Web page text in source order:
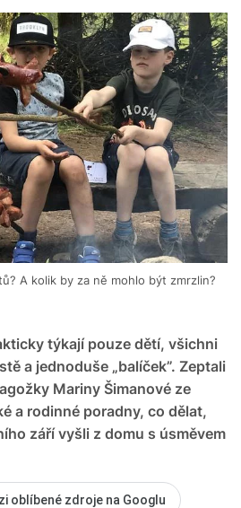
týkají pouze dětí, všichni
a jednoduše „balíček”. Zeptali
Mariny Šimanové ze
a rodinné poradny, co dělat,
září vyšli z domu s úsměvem
A kolik by za ně mohlo být zmrzlin?
oblíbené zdroje na Googlu